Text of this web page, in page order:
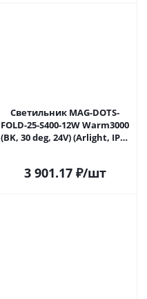
Светильник MAG-DOTS-
FOLD-25-S400-12W Warm3000
(BK, 30 deg, 24V) (Arlight, IP20
3 901.17₽/шт